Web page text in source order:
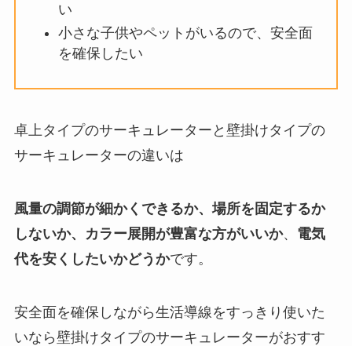
い
小さな子供やペットがいるので、安全面
を確保したい
卓上タイプのサーキュレーターと壁掛けタイプの
サーキュレーターの違いは
風量の調節が細かくできるか、場所を固定するか
しないか、カラー展開が豊富な方がいいか、 電気
代を安くしたいかどうかです。
安全面を確保しながら生活導線をすっきり使いた
いなら壁掛けタイプのサーキュレーターがおすす